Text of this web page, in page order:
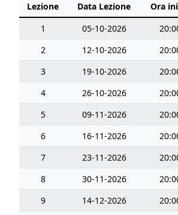
Lezione Data Lezione Ora
1
05-10-2026
2
12-10-2026
3
19-10-2026
4
26-10-2026
5
09-11-2026
6
16-11-2026
7
23-11-2026
8
30-11-2026
9
14-12-2026